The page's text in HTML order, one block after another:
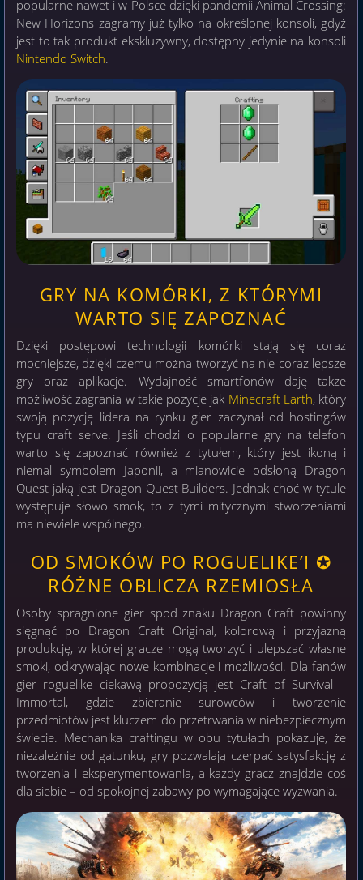
popularne nawet i w Polsce dzięki pandemii Animal Crossing:
New Horizons zagramy już tylko na określonej konsoli, gdyż
jest to tak produkt ekskluzywny, dostępny jedynie na konsoli
Nintendo Switch.
GRY NA KOMÓRKI, Z KTÓRYMI
WARTO SIĘ ZAPOZNAĆ
Dzięki postępowi technologii komórki stają się coraz
mocniejsze, dzięki czemu można tworzyć na nie coraz lepsze
gry oraz aplikacje. Wydajność smartfonów daję także
możliwość zagrania w takie pozycje jak Minecraft Earth, który
swoją pozycję lidera na rynku gier zaczynał od hostingów
typu craft serve. Jeśli chodzi o popularne gry na telefon
warto się zapoznać również z tytułem, który jest ikoną i
niemal symbolem Japonii, a mianowicie odsłoną Dragon
Quest jaką jest Dragon Quest Builders. Jednak choć w tytule
występuje słowo smok, to z tymi mitycznymi stworzeniami
ma niewiele wspólnego.
OD SMOKÓW PO ROGUELIKE’I ✪
RÓŻNE OBLICZA RZEMIOSŁA
Osoby spragnione gier spod znaku Dragon Craft powinny
sięgnąć po Dragon Craft Original, kolorową i przyjazną
produkcję, w której gracze mogą tworzyć i ulepszać własne
smoki, odkrywając nowe kombinacje i możliwości. Dla fanów
gier roguelike ciekawą propozycją jest Craft of Survival –
Immortal, gdzie zbieranie surowców i tworzenie
przedmiotów jest kluczem do przetrwania w niebezpiecznym
świecie. Mechanika craftingu w obu tytułach pokazuje, że
niezależnie od gatunku, gry pozwalają czerpać satysfakcję z
tworzenia i eksperymentowania, a każdy gracz znajdzie coś
dla siebie – od spokojnej zabawy po wymagające wyzwania.